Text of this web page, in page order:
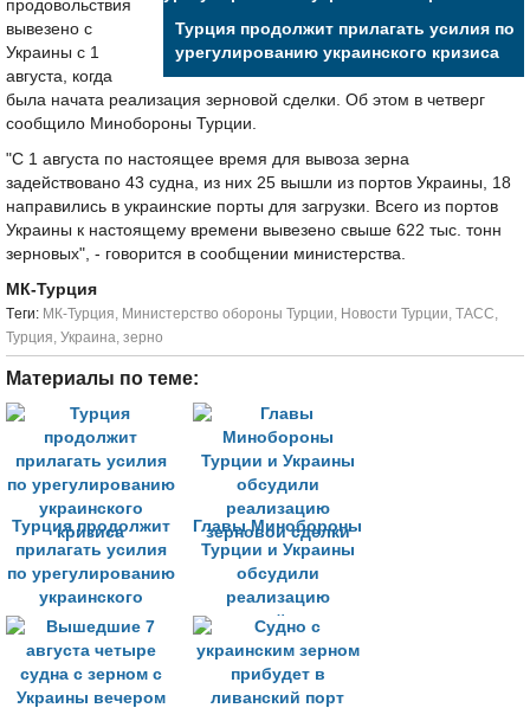
Турция продолжит прилагать усилия по
урегулированию украинского кризиса
продовольствия
вывезено с
Украины с 1
августа, когда
была начата реализация зерновой сделки. Об этом в четверг
сообщило Минобороны Турции.
"С 1 августа по настоящее время для вывоза зерна
задействовано 43 судна, из них 25 вышли из портов Украины, 18
направились в украинские порты для загрузки. Всего из портов
Украины к настоящему времени вывезено свыше 622 тыс. тонн
зерновых", - говорится в сообщении министерства.
МК-Турция
Tеги: МК-Турция, Министерство обороны Турции, Новости Турции, ТАСС,
Турция, Украина, зерно
Материалы по теме:
Турция продолжит
прилагать усилия
по урегулированию
украинского
кризиса
Главы Минобороны
Турции и Украины
обсудили
реализацию
зерновой сделки